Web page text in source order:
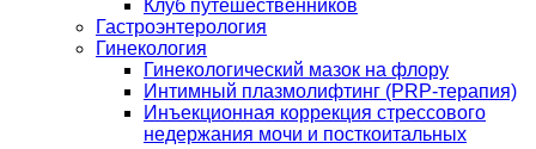
Клуб путешественников
Гастроэнтерология
Гинекология
Гинекологический мазок на флору
Интимный плазмолифтинг (PRP-терапия)
Инъекционная коррекция стрессового
недержания мочи и посткоитальных